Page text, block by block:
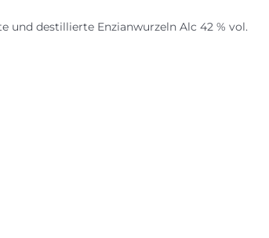
und destillierte Enzianwurzeln Alc 42 % vol.